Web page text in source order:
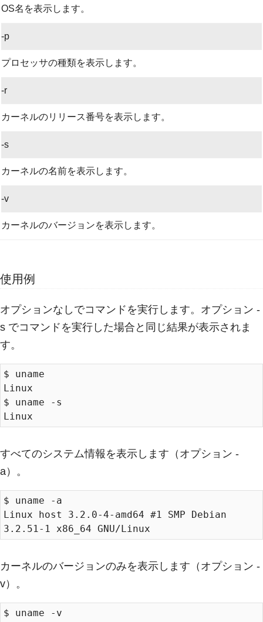
OS名を表示します。
-p
プロセッサの種類を表示します。
-r
カーネルのリリース番号を表示します。
-s
カーネルの名前を表示します。
-v
カーネルのバージョンを表示します。
使用例
オプションなしでコマンドを実行します。オプション -
s でコマンドを実行した場合と同じ結果が表示されま
す。
$ uname
Linux
$ uname -s
すべてのシステム情報を表示します（オプション -
a）。
$ uname -a
Linux host 3.2.0-4-amd64 #1 SMP Debian
カーネルのバージョンのみを表示します（オプション -
v）。
$ uname -v